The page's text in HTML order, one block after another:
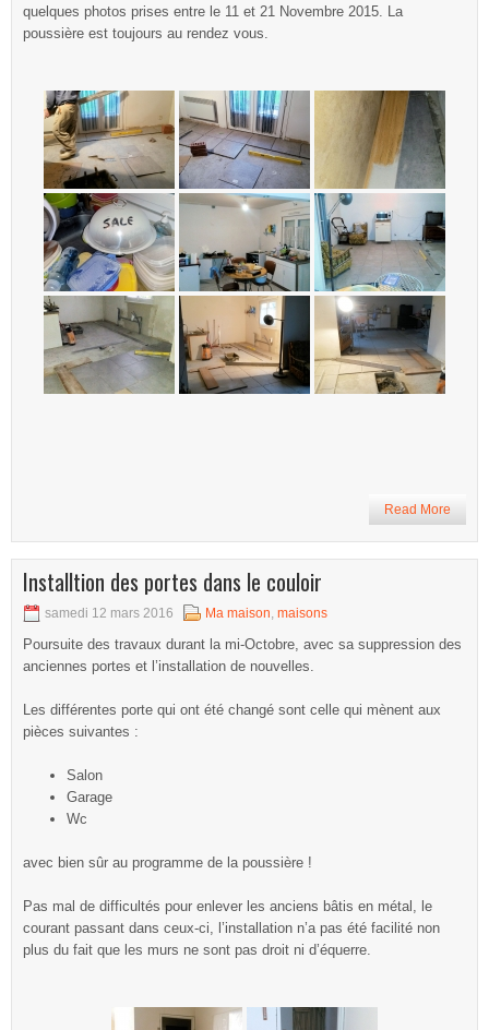
quelques photos prises entre le 11 et 21 Novembre 2015. La
poussière est toujours au rendez vous.
Read More
Installtion des portes dans le couloir
samedi 12 mars 2016 Ma maison, maisons
Poursuite des travaux durant la mi-Octobre, avec sa suppression des
anciennes portes et l’installation de nouvelles.
Les différentes porte qui ont été changé sont celle qui mènent aux
pièces suivantes :
Salon
Garage
Wc
avec bien sûr au programme de la poussière !
Pas mal de difficultés pour enlever les anciens bâtis en métal, le
courant passant dans ceux-ci, l’installation n’a pas été facilité non
plus du fait que les murs ne sont pas droit ni d’équerre.